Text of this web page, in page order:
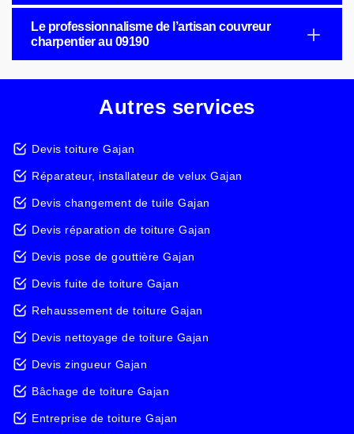
Le professionnalisme de l’artisan couvreur
charpentier au 09190
Autres services
Devis toiture Gajan
Réparateur, installateur de velux Gajan
Devis changement de tuile Gajan
Devis réparation de toiture Gajan
Devis pose de gouttière Gajan
Devis fuite de toiture Gajan
Rehaussement de toiture Gajan
Devis nettoyage de toiture Gajan
Devis zingueur Gajan
Bâchage de toiture Gajan
Entreprise de toiture Gajan